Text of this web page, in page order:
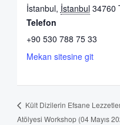
İstanbul, İstanbul 34760
Telefon
+90 530 788 75 33
Mekan sitesine git
Kült Dizilerin Efsane
Atölyesi Workshop (04 Mayıs